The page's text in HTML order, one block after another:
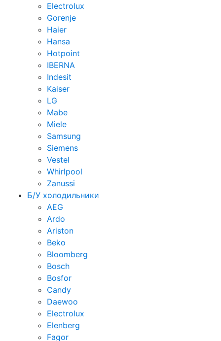
Electrolux
Gorenje
Haier
Hansa
Hotpoint
IBERNA
Indesit
Kaiser
LG
Mabe
Miele
Samsung
Siemens
Vestel
Whirlpool
Zanussi
Б/У холодильники
AEG
Ardo
Ariston
Beko
Bloomberg
Bosch
Bosfor
Candy
Daewoo
Electrolux
Elenberg
Fagor